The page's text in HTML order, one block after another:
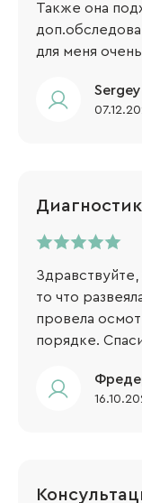
Также она
для меня
Sergey​
Здравствуйте,
то что
провела
порядке.